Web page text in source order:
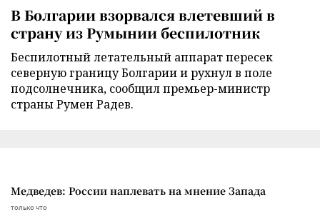
В Болгарии взорвался влетевший в
страну из Румынии беспилотник
Беспилотный летательный аппарат пересек
северную границу Болгарии и рухнул в поле
подсолнечника, сообщил премьер-министр
страны Румен Радев.
Медведев: России наплевать на мнение Запада
только что